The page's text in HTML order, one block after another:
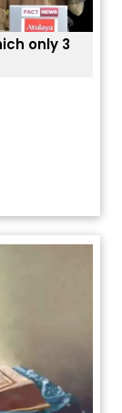
ਨੂੰ ਬੇੜੀਆਂ ਲਾ